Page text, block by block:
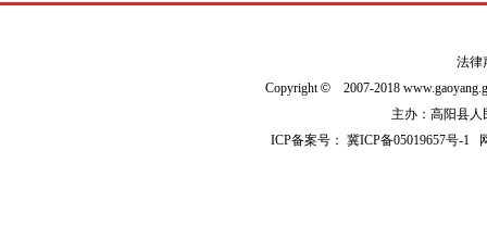
法律
Copyright© 2007-2018
主办：高阳县人
ICP备案号：冀ICP备05019657号-1